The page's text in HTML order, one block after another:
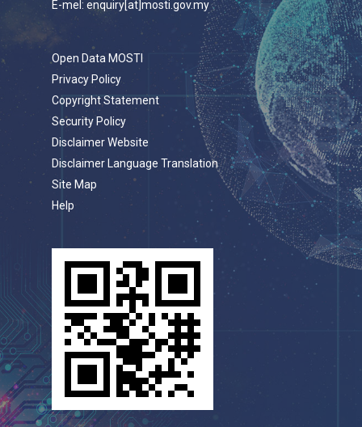
E-mel: enquiry[at]mosti.gov.my
Open Data MOSTI
Privacy Policy
Copyright Statement
Security Policy
Disclaimer Website
Disclaimer Language Translation
Site Map
Help